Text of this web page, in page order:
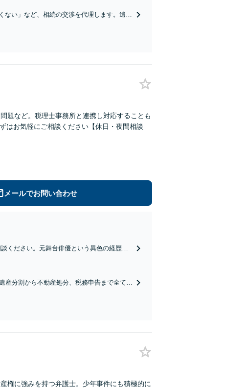
ない」など、相続の交渉を代理します。遺産
題など。税理士事務所と連携し対応することも
はお気軽にご相談ください【休日・夜間相談
メールでお問い合わせ
ください。元舞台俳優という異色の経歴を
産分割から不動産処分、税務申告まで全てお
権に強みを持つ弁護士。少年事件にも積極的に